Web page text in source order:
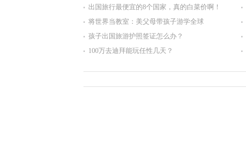
出国旅行最便宜的8个国家，真的白菜价啊！
将世界当教室：美父母带孩子游学全球
孩子出国旅游护照签证怎么办？
100万去迪拜能玩任性几天？